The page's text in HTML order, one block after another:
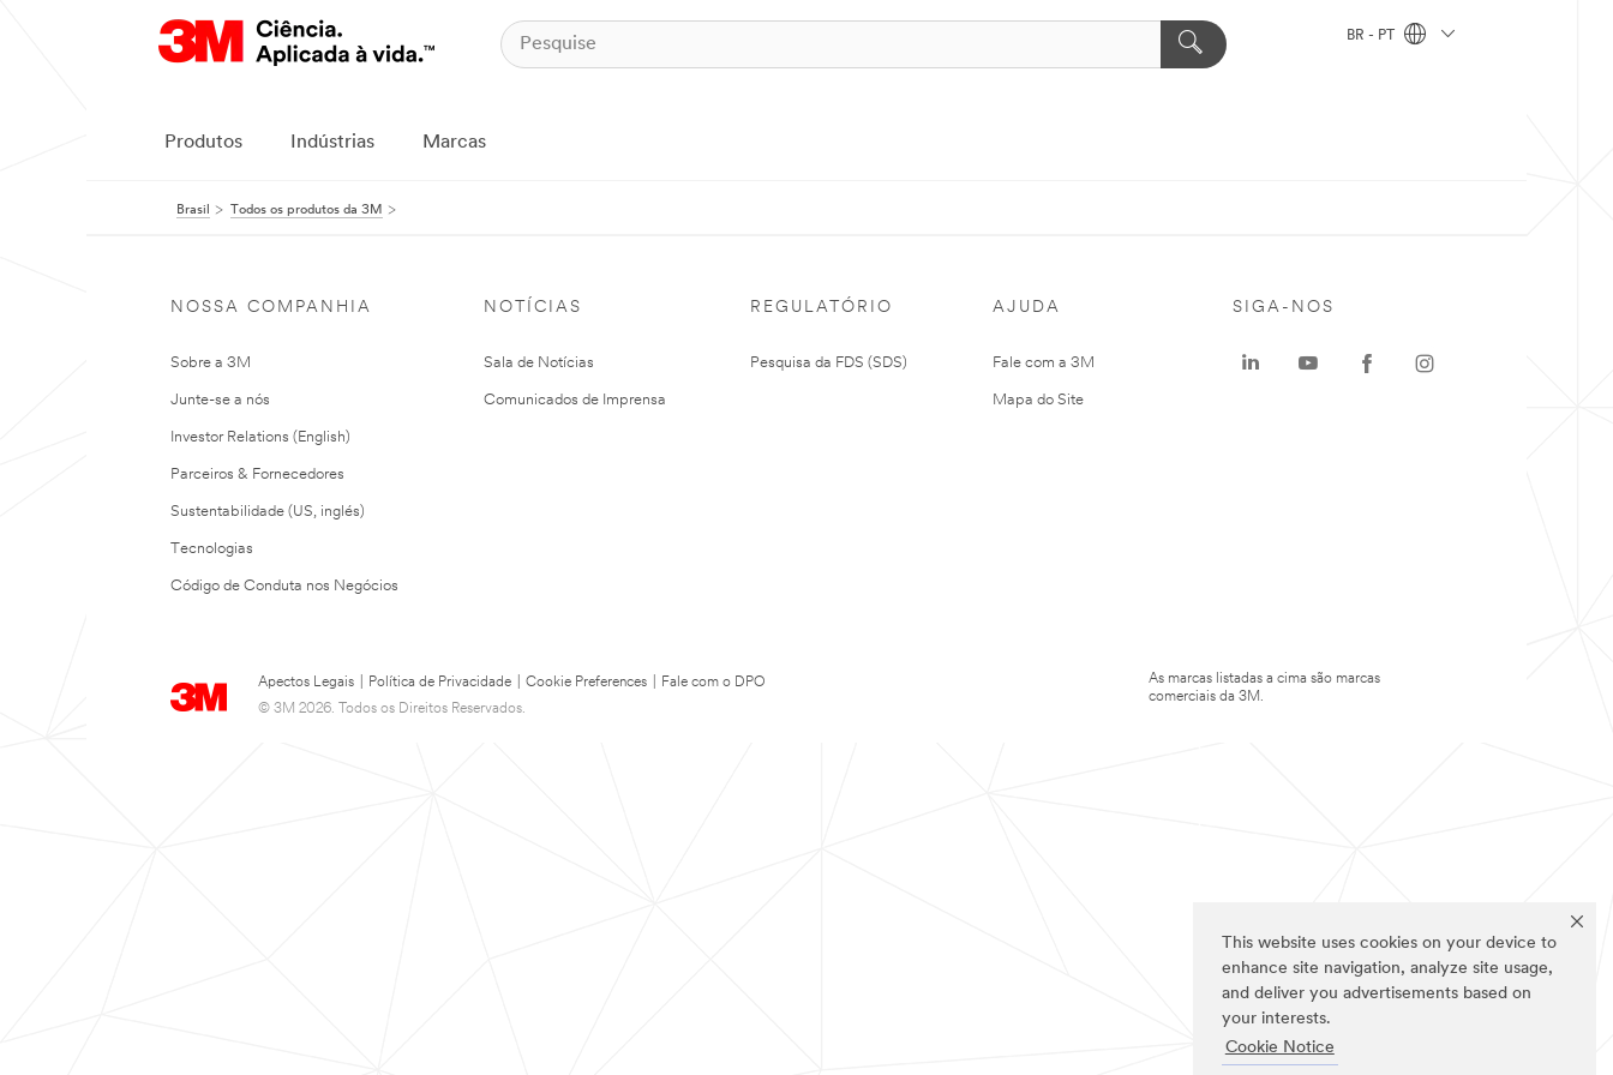
This website uses cookies on your device to
enhance site navigation, analyze site usage,
and deliver you advertisements based on
your interests.
Cookie Notice
BR - PT
Produtos Indústrias Marcas
Brasil Todos os produtos da 3M
NOSSA COMPANHIA
Sobre a 3M
Junte-se a nós
Investor Relations (English)
Parceiros & Fornecedores
Sustentabilidade (US, inglés)
Tecnologias
Código de Conduta nos Negócios
NOTÍCIAS
Sala de Notícias
Comunicados de Imprensa
REGULATÓRIO
Pesquisa da FDS (SDS)
AJUDA
Fale com a 3M
Mapa do Site
Apectos Legais Política de Privacidade Cookie Preferences
Fale com o DPO
© 3M 2026. Todos os Direitos Reservados.
SIGA-NOS
As marcas listadas a cima são marcas
comerciais da 3M.